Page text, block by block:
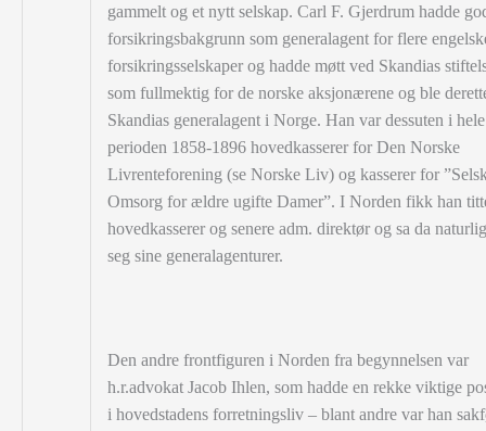
gammelt og et nytt selskap. Carl F. Gjerdrum hadde
forsikringsbakgrunn som generalagent for flere
forsikringsselskaper og hadde møtt ved Skandias
som fullmektig for de norske aksjonærene og ble
Skandias generalagent i Norge. Han var dessuten i hele
perioden 1858-1896 hovedkasserer for Den Norske
Livrenteforening (se Norske Liv) og kasserer for
Omsorg for ældre ugifte Damer”. I Norden fikk han
hovedkasserer og senere adm. direktør og sa da
seg sine generalagenturer.
Den andre frontfiguren i Norden fra begynnelsen var
h.r.advokat Jacob Ihlen, som hadde en rekke viktige
i hovedstadens forretningsliv – blant andre var han